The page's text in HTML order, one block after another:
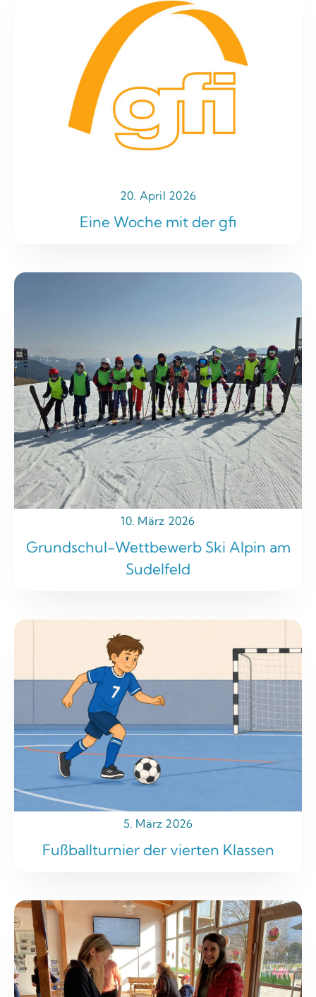
20. April 2026
Eine Woche mit der gfi
10. März 2026
Grundschul-Wettbewerb Ski Alpin am
Sudelfeld
5. März 2026
Fußballturnier der vierten Klassen